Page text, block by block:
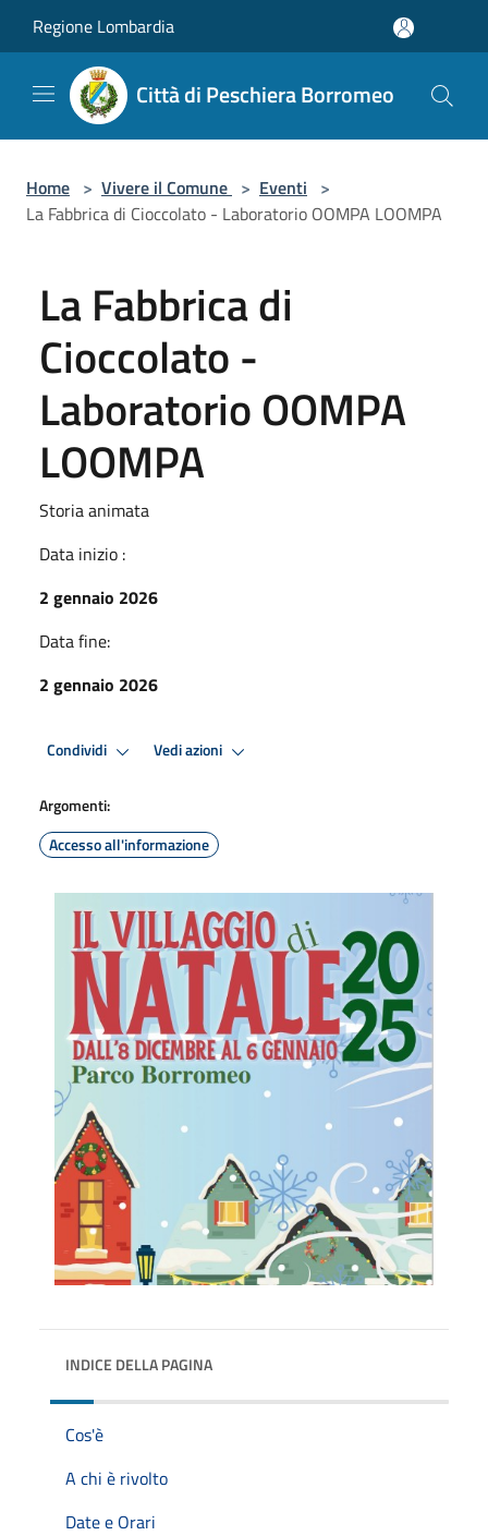
Regione Lombardia
Città di Peschiera Borromeo
Home > Vivere il Comune > Eventi >
La Fabbrica di Cioccolato - Laboratorio OOMPA LOOMPA
La Fabbrica di
Cioccolato -
Laboratorio OOMPA
LOOMPA
Storia animata
Data inizio :
2 gennaio 2026
Data fine:
2 gennaio 2026
Condividi Vedi azioni
Argomenti:
Accesso all'informazione
INDICE DELLA PAGINA
Cos'è
A chi è rivolto
Date e Orari